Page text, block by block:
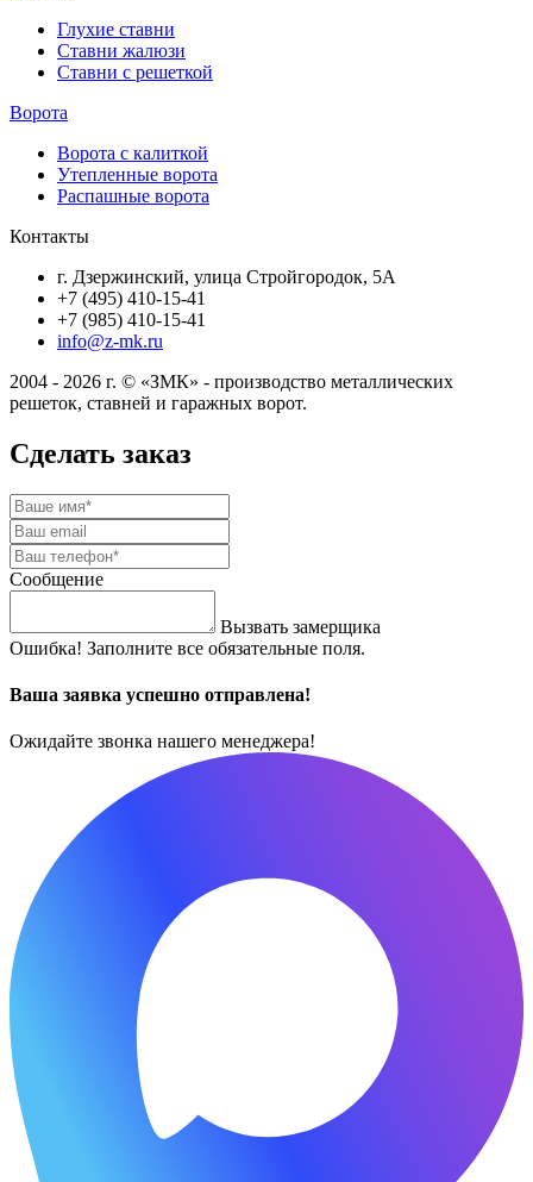
Глухие ставни
Ставни жалюзи
Ставни с решеткой
Ворота
Ворота с калиткой
Утепленные ворота
Распашные ворота
Контакты
г. Дзержинский, улица Стройгородок, 5А
+7 (495) 410-15-41
+7 (985) 410-15-41
info@z-mk.ru
2004 - 2026 г. © «ЗМК» - производство металлических
решеток, ставней и гаражных ворот.
Сделать заказ
Сообщение
Вызвать замерщика
Ошибка! Заполните все обязательные поля.
Ваша заявка успешно отправлена!
Ожидайте звонка нашего менеджера!